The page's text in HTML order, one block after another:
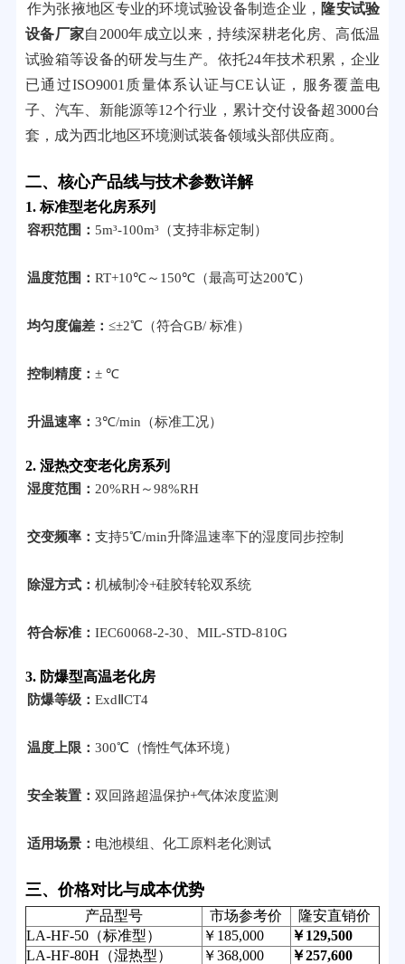
作为张掖地区专业的环境试验设备制造企业， 隆安试验
设备厂家自2000年成立以来，持续深耕老化房、高低温
试验箱等设备的研发与生产。依托24年技术积累，企业
已通过ISO9001质量体系认证与CE认证，服务覆盖电
子、汽车、新能源等12个行业，累计交付设备超3000台
套，成为西北地区环境测试装备领域头部供应商。
二、核心产品线与技术参数详解
1. 标准型老化房系列
容积范围： 5m³-100m³（支持非标定制）
温度范围： RT+10℃～150℃（最高可达200℃）
均匀度偏差： ≤±2℃（符合GB/ 标准）
控制精度： ± ℃
升温速率： 3℃/min（标准工况）
2. 湿热交变老化房系列
湿度范围： 20%RH～98%RH
交变频率： 支持5℃/min升降温速率下的湿度同步控制
除湿方式： 机械制冷+硅胶转轮双系统
符合标准： IEC60068-2-30、MIL-STD-810G
3. 防爆型高温老化房
防爆等级： ExdⅡCT4
温度上限： 300℃（惰性气体环境）
安全装置： 双回路超温保护+气体浓度监测
适用场景： 电池模组、化工原料老化测试
三、价格对比与成本优势
产品型号 市场参考价
隆安直销价
LA-HF-50（标准型）
￥185,000
￥129,500
LA-HF-80H（湿热型）
￥368,000
￥257,600